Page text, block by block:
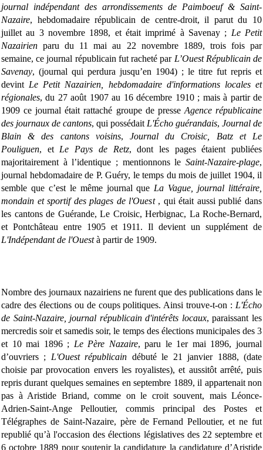
journal indépendant des arrondissements de Paimboeuf & Saint-
Nazaire, hebdomadaire républicain de centre-droit, il parut du 10
juillet au 3 novembre 1898, et était imprimé à Savenay ; Le Petit
Nazairien paru du 11 mai au 22 novembre 1889, trois fois par
semaine, ce journal républicain fut racheté par L’Ouest Républicain de
Savenay, (journal qui perdura jusqu’en 1904) ; le titre fut repris et
devint Le Petit Nazairien, hebdomadaire d'informations locales et
régionales, du 27 août 1907 au 16 décembre 1910 ; mais à partir de
1909 ce journal était rattaché groupe de presse Agence républicaine
des journaux de cantons, qui possédait L'Écho guérandais, Journal de
Blain & des cantons voisins,Journal du Croisic, Batz et Le
Pouliguen, et Le Pays de Retz, dont les pages étaient publiées
majoritairement à l’identique ; mentionnons le Saint-Nazaire-plage,
journal hebdomadaire de P. Guéry, le temps du mois de juillet 1904, il
semble que c’est le même journal que La Vague, journal littéraire,
mondain et sportif des plages de l'Ouest, qui était aussi publié dans
les cantons de Guérande, Le Croisic, Herbignac, La Roche-Bernard,
et Pontchâteau entre 1905 et 1911. Il devient un supplément de
L'Indépendant de l'Ouestà partir de 1909.
Nombre des journaux nazairiens ne furent que des publications dans le
cadre des élections ou de coups politiques. Ainsi trouve-t-on : L'Écho
de Saint-Nazaire, journal républicain d'intérêts locaux, paraissant les
mercredis soir et samedis soir, le temps des élections municipales des 3
et 10 mai 1896 ; Le Père Nazaire, paru le 1er mai 1896, journal
d’ouvriers ; L'Ouest républicain débuté le 21 janvier 1888, (date
choisie par provocation envers les royalistes), et aussitôt arrêté, puis
repris durant quelques semaines en septembre 1889, il appartenait non
pas à Aristide Briand, comme on le croit souvent, mais Léonce-
Adrien-Saint-Ange Pelloutier, commis principal des Postes et
Télégraphes de Saint-Nazaire, père de Fernand Pelloutier, et ne fut
republié qu’à l'occasion des élections législatives des 22 septembre et
6 octobre 1889 pour soutenir la candidature la candidature d’Aristide